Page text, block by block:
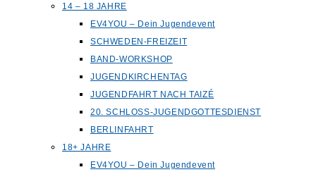
14 – 18 JAHRE
EV4YOU – Dein Jugendevent
SCHWEDEN-FREIZEIT
BAND-WORKSHOP
JUGENDKIRCHENTAG
JUGENDFAHRT NACH TAIZÉ
20. SCHLOSS-JUGENDGOTTESDIENST
BERLINFAHRT
18+ JAHRE
EV4YOU – Dein Jugendevent